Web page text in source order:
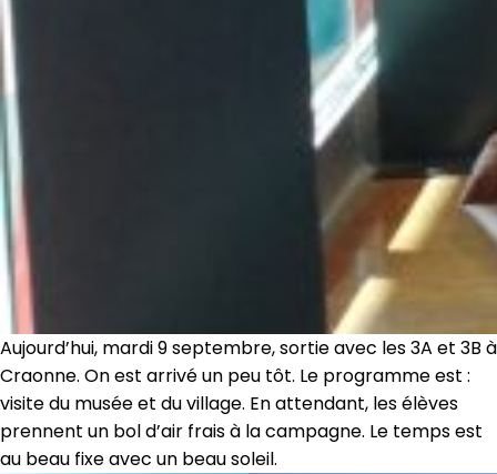
Aujourd’hui, mardi 9 septembre, sortie avec les 3A et 3B à
Craonne. On est arrivé un peu tôt. Le programme est :
visite du musée et du village. En attendant, les élèves
prennent un bol d’air frais à la campagne. Le temps est
au beau fixe avec un beau soleil.